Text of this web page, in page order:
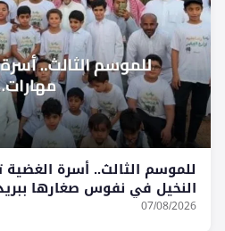
للموسم الثالث.. أسرة
النخيل في نفوس صغارها
07/08/2026